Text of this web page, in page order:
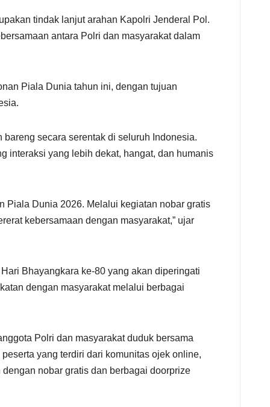
tindak lanjut arahan Kapolri Jenderal Pol.
antara Polri dan masyarakat dalam
Piala Dunia tahun ini, dengan tujuan
secara serentak di seluruh Indonesia.
interaksi yang lebih dekat, hangat, dan humanis
Piala Dunia 2026. Melalui kegiatan nobar gratis
kebersamaan dengan masyarakat,” ujar
Bhayangkara ke-80 yang akan diperingati
dengan masyarakat melalui berbagai
Polri dan masyarakat duduk bersama
yang terdiri dari komunitas ojek online,
nobar gratis dan berbagai doorprize